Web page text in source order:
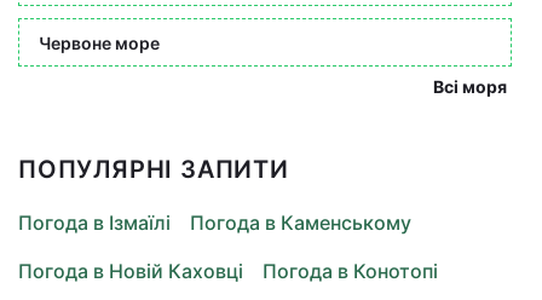
Червоне море
Всі моря
ПОПУЛЯРНІ ЗАПИТИ
Погода в Ізмаїлі
Погода в Каменському
Погода в Новій Каховці
Погода в Конотопі